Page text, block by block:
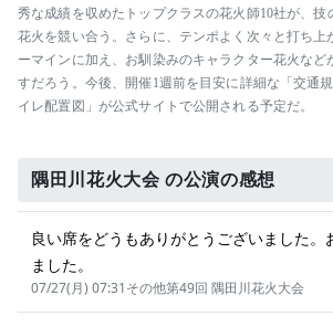
秀な成績を収めたトップクラスの花火師10社が、技
花火を競い合う。さらに、テンポよく次々と打ち上
ーマインに加え、お馴染みのキャラクター花火など
すだろう。今後、開催1週前を目安に詳細な「交通
イレ配置図」が公式サイトで公開される予定だ。
隅田川花火大会 の公演の感想
良い席をどうもありがとうございました。
ました。
07/27(月) 07:31その他第49回 隅田川花火大会